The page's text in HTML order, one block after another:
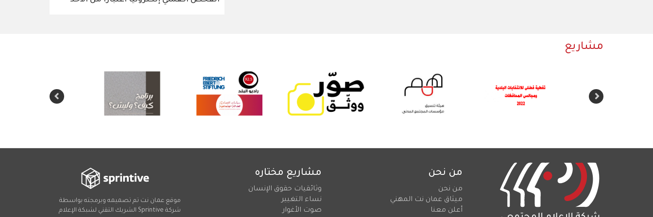
مشاريع
من نحن
من نحن
ميثاق عمان نت المهني
أعلن معنا
مشاريع مختاره
وثائقيات حقوق الإنسان
نساء التغيير
صوت الأغوار
موقع عمان نت تم تصميمه وبرمجته بواسطة
شركة Sprintive الشريك التقني لشبكة الإعلام